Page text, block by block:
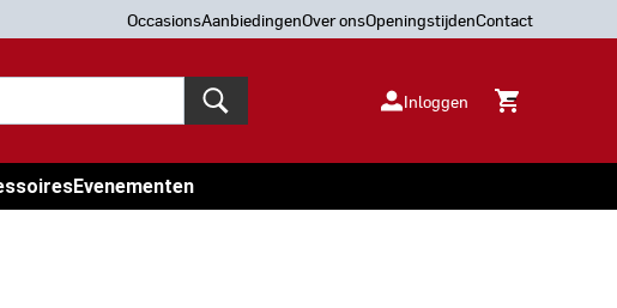
OccasionsAanbiedingenOver onsOpeningstijdenContact
Inloggen
Evenementen